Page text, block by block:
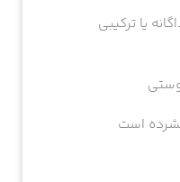
یا ترکیبی
است